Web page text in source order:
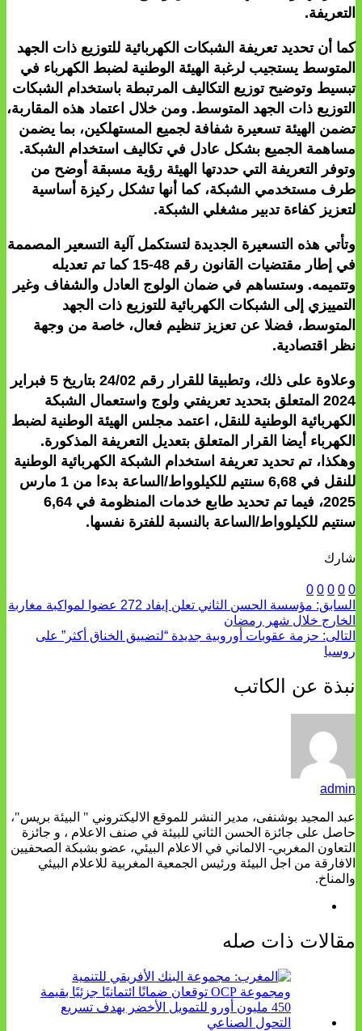
التعريفة.
كما أن تحديد تعريفة الشبكات الكهربائية للتوزيع ذات الجهد
المتوسط يستجيب لرغبة الهيئة الوطنية لضبط الكهرباء في
تبسيط وتوضيح توزيع التكاليف المرتبطة باستخدام الشبكات
التوزيع ذات الجهد المتوسط. ومن خلال اعتماد هذه المقاربة،
تضمن الهيئة تسعيرة شفافة لجميع المستهلكين، بما يضمن
مساهمة الجميع بشكل عادل في تكاليف استخدام الشبكة.
وتوفر التعريفة التي حددتها الهيئة رؤية مسبقة أوضح من
طرف مستخدمي الشبكة، كما أنها تشكل ركيزة أساسية
لتعزيز كفاءة تدبير مشغلي الشبكة.
وتأتي هذه التسعيرة الجديدة لتستكمل آلية التسعير المصممة
في إطار مقتضيات القانون رقم 48-15 كما تم تعديله
وتتميمه. وستساهم في ضمان الولوج العادل والشفاف وغير
التمييزي إلى الشبكات الكهربائية للتوزيع ذات الجهد
المتوسط، فضلا عن تعزيز تنظيم فعال، خاصة من وجهة
نظر اقتصادية.
وعلاوة على ذلك، وتطبيقا للقرار رقم 24/02 بتاريخ 5 فبراير
2024 المتعلق بتحديد تعريفتي ولوج واستعمال الشبكة
الكهربائية الوطنية للنقل، اعتمد مجلس الهيئة الوطنية لضبط
الكهرباء أيضا القرار المتعلق بتعديل التعريفة المذكورة.
وهكذا، تم تحديد تعريفة استخدام الشبكة الكهربائية الوطنية
للنقل في 6,68 سنتيم للكيلوواط/الساعة بدءا من 1 مارس
2025، فيما تم تحديد طابع خدمات المنظومة في 6,64
سنتيم للكيلوواط/الساعة بالنسبة للفترة نفسها.
شارك
0
0
0
0
0
السابق:
مؤسسة الحسن الثاني تعلن إيفاد 272 عضوا لمواكبة مغاربة
الخارج خلال شهر رمضان
التالى: حزمة عقوبات أوروبية جديدة “لتضييق الخناق أكثر” على
روسيا
نبذة عن الكاتب
admin
عبد المجيد بوشنفى، مدير النشر للموقع الاليكتروني " البيئة بريس"،
حاصل على جائزة الحسن الثاني للبيئة في صنف الاعلام ، و جائزة
التعاون المغربي- الالماني في الاعلام البيئي، عضو بشبكة الصحفيين
الافارقة من اجل البيئة ورئيس الجمعية المغربية للاعلام البيئي
والمناخ.
مقالات ذات صله